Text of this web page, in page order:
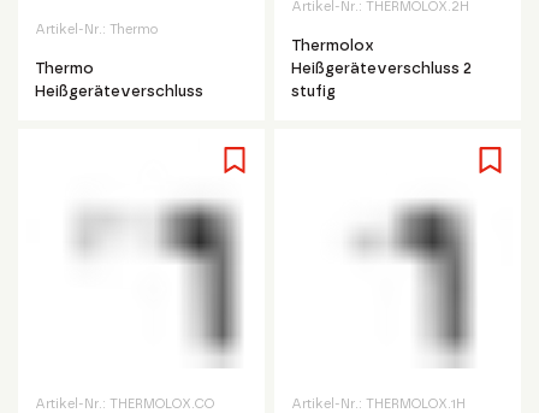
Artikel-Nr.: Thermo
Thermo
Heißgeräteverschluss
Artikel-Nr.: THERMOLOX.2H
Thermolox
Heißgeräteverschluss 2
stufig
Artikel-Nr.: THERMOLOX.CO Artikel-Nr.: THERMOLOX.1H